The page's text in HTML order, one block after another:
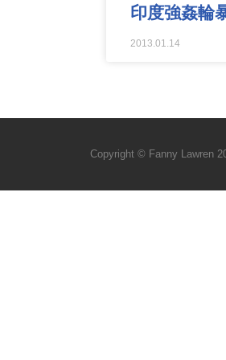
印度強姦輪
2013.01.14
Copyright © Fanny Lawren